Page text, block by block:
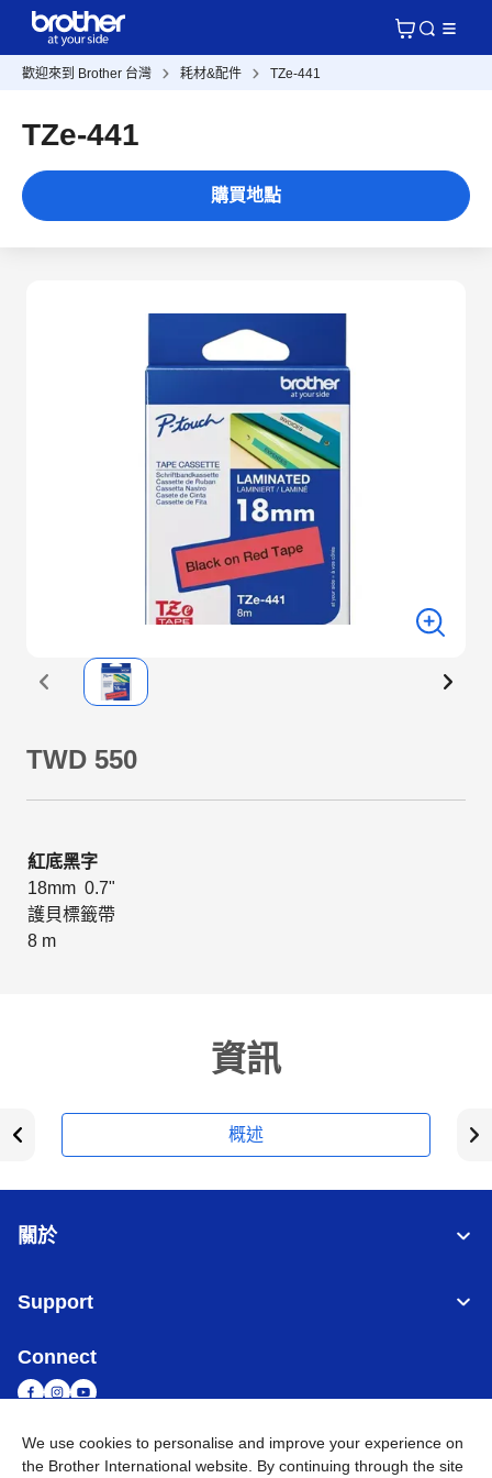
歡迎來到 Brother 台灣 耗材&配件 TZe-441
TZe-441
購買地點
TWD 550
紅底黑字
18mm 0.7"
護貝標籤帶
8 m
資訊
概述
關於
Support
Connect
台灣 全球網路
We use cookies to personalise and improve your experience on
the Brother International website. By continuing through the site